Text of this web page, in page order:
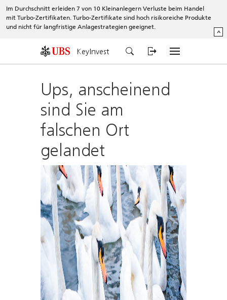
Im Durchschnitt erleiden 7 von 10 Kleinanlegern Verluste beim Handel
mit Turbo-Zertifikaten. Turbo-Zertifikate sind hoch risikoreiche Produkte
und nicht für langfristige Anlagestrategien geeignet.
^
KeyInvest
Ups, anscheinend
sind Sie am
falschen Ort
gelandet